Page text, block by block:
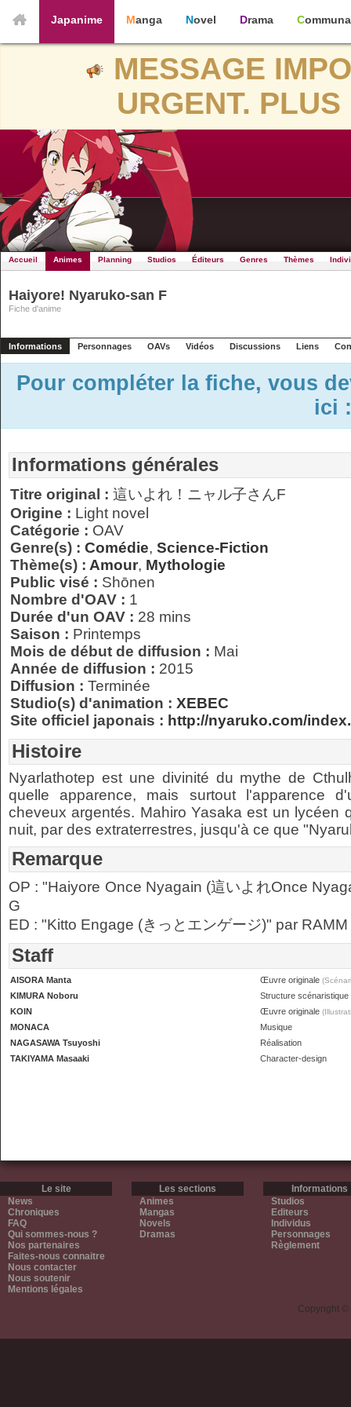
Japanime Manga Novel Drama
MESSAGE
URGENT.
Accueil Animes Planning Studios Éditeurs Genres Thèmes
Haiyore! Nyaruko-san F
Fiche d'anime
Informations Personnages OAVs Vidéos Discussions Liens
Pour compléter la fiche, vous
ici
Informations générales
Titre original : 這いよれ！ニャル子さんF
Origine : Light novel
Catégorie : OAV
Genre(s) : Comédie, Science-Fiction
Thème(s) : Amour, Mythologie
Public visé : Shōnen
Nombre d'OAV : 1
Durée d'un OAV : 28 mins
Saison : Printemps
Mois de début de diffusion : Mai
Année de diffusion : 2015
Diffusion : Terminée
Studio(s) d'animation : XEBEC
Site officiel japonais : http://nyaruko.com/
Histoire
Nyarlathotep est une divinité du mythe de
quelle apparence, mais surtout l'apparence
cheveux argentés. Mahiro Yasaka est un lycéen
nuit, par des extraterrestres, jusqu'à ce que
Remarque
OP : "Haiyore Once Nyagain (這いよれOnce
G
ED : "Kitto Engage (きっとエンゲージ)" par
Staff
AISORA Manta Œuvre originale
KIMURA Noboru
Structure scénaristique
KOIN
Œuvre originale
MONACA
Musique
NAGASAWA Tsuyoshi
Réalisation
TAKIYAMA Masaaki
Character-design
Le site
News
Chroniques
FAQ
Qui sommes-nous ?
Nos partenaires
Faites-nous connaitre
Nous contacter
Nous soutenir
Mentions légales
Les sections
Animes
Mangas
Novels
Dramas
Informations
Studios
Editeurs
Individus
Personnages
Règlement
Copyright ©